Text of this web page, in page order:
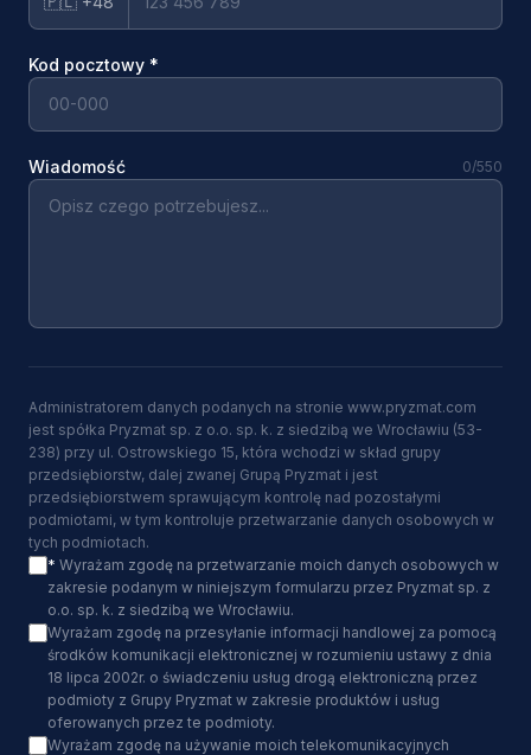
Kod pocztowy *
Wiadomość 0/550
Administratorem danych podanych na stronie www.pryzmat.com
jest spółka Pryzmat sp. z o.o. sp. k. z siedzibą we Wrocławiu (53-
238) przy ul. Ostrowskiego 15, która wchodzi w skład grupy
przedsiębiorstw, dalej zwanej Grupą Pryzmat i jest
przedsiębiorstwem sprawującym kontrolę nad pozostałymi
podmiotami, w tym kontroluje przetwarzanie danych osobowych w
tych podmiotach.
* Wyrażam zgodę na przetwarzanie moich danych osobowych w
zakresie podanym w niniejszym formularzu przez Pryzmat sp. z
o.o. sp. k. z siedzibą we Wrocławiu.
Wyrażam zgodę na przesyłanie informacji handlowej za pomocą
środków komunikacji elektronicznej w rozumieniu ustawy z dnia
18 lipca 2002r. o świadczeniu usług drogą elektroniczną przez
podmioty z Grupy Pryzmat w zakresie produktów i usług
oferowanych przez te podmioty.
Wyrażam zgodę na używanie moich telekomunikacyjnych